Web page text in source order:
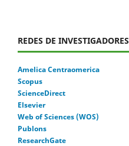
REDES DE INVESTIGADORES
Amelica Centraomerica
Scopus
ScienceDirect
Elsevier
Web of Sciences (WOS)
Publons
ResearchGate